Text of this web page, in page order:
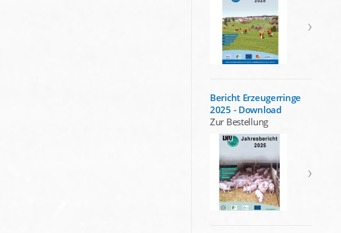
Bericht Erzeugerringe
2025 - Download
Zur Bestellung